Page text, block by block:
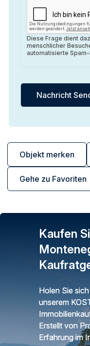
Objekt merken
Gehe zu Favoriten
Diese Frage dient
menschlicher
automatisierte
Kaufen
Holen Sie
unserem
Erstellt von
Erfahrung im